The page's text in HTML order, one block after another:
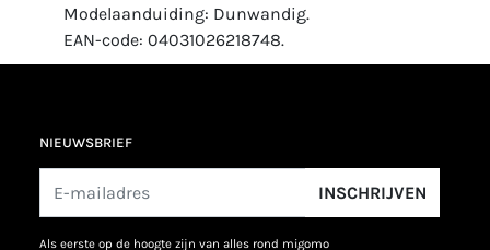
Modelaanduiding: Dunwandig.
EAN-code: 04031026218748.
NIEUWSBRIEF
INSCHRIJVEN
als eerste op de hoogte zijn van alles rond migomo